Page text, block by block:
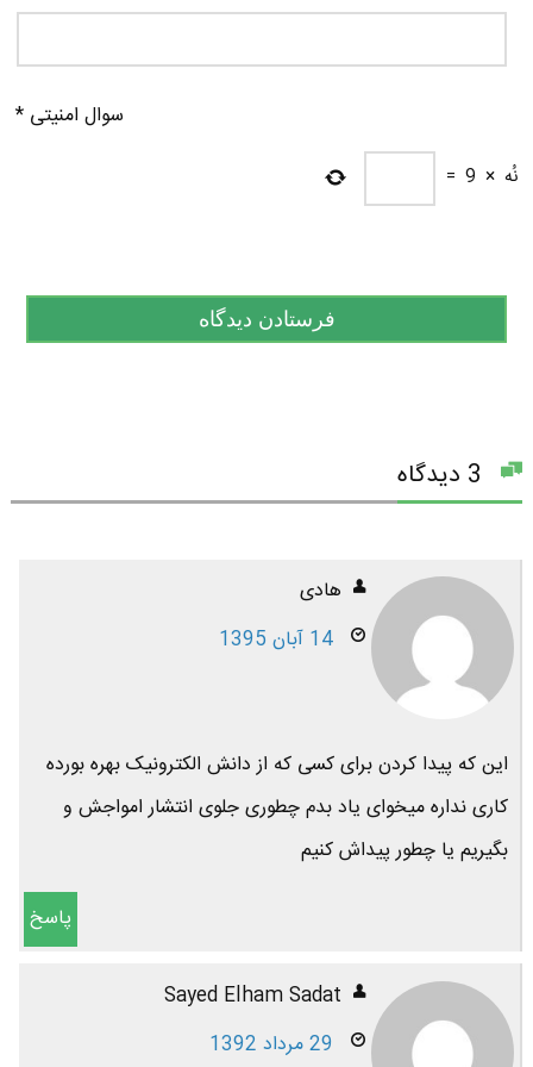
سوال امنیتی *
نُه ×
9
=
هادی
14 آبان 1395
این که پیدا کردن برای کسی که از دانش الکترونیک بهره بورده
کاری نداره میخوای یاد بدم چطوری جلوی انتشار امواجش و
بگیریم یا چطور پیداش کنیم
پاسخ
Sayed Elham Sadat
29 مرداد 1392